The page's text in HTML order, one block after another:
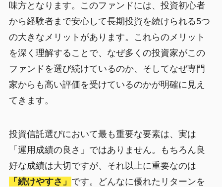
味方となります。このファンドには、投資初心者
から経験者まで安心して長期投資を続けられる5つ
の大きなメリットがあります。これらのメリット
を深く理解することで、なぜ多くの投資家がこの
ファンドを選び続けているのか、そしてなぜ専門
家からも高い評価を受けているのかが明確に見え
てきます。
投資信託選びにおいて最も重要な要素は、実は
「運用成績の良さ」ではありません。もちろん良
好な成績は大切ですが、それ以上に重要なのは
「続けやすさ」 です。どんなに優れたリターンを